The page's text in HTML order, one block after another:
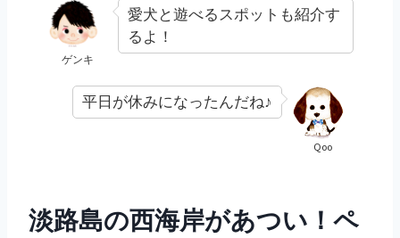
ゲンキ
愛犬と遊べるスポットも紹介す
るよ！
Qoo
平日が休みになったんだね♪
淡路島の西海岸があつい！ペ